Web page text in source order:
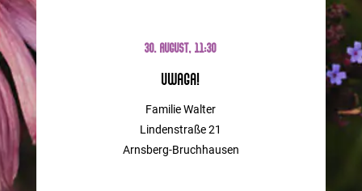
30. AUGUST, 11:30
UWAGA!
Familie Walter
Lindenstraße 21
Arnsberg-Bruchhausen